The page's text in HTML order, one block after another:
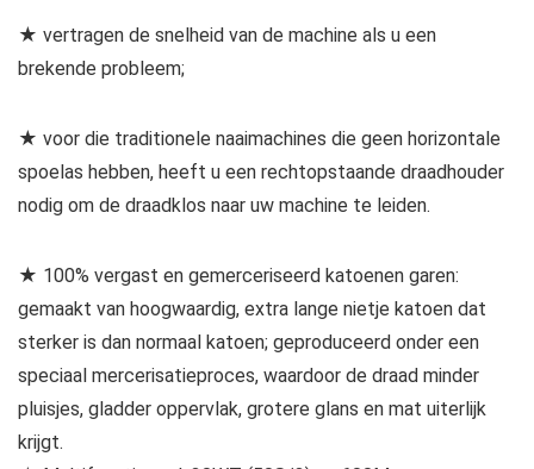
★ vertragen de snelheid van de machine als u een
brekende probleem;
★ voor die traditionele naaimachines die geen horizontale
spoelas hebben, heeft u een rechtopstaande draadhouder
nodig om de draadklos naar uw machine te leiden.
★ 100% vergast en gemerceriseerd katoenen garen:
gemaakt van hoogwaardig, extra lange nietje katoen dat
sterker is dan normaal katoen; geproduceerd onder een
speciaal mercerisatieproces, waardoor de draad minder
pluisjes, gladder oppervlak, grotere glans en mat uiterlijk
krijgt.